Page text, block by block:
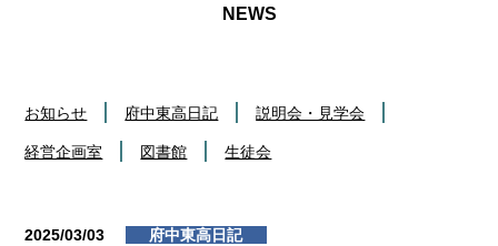
お知らせ 府中東高日記 説明会・見学会
経営企画室 図書館 生徒会
2025/03/03 府中東高日記